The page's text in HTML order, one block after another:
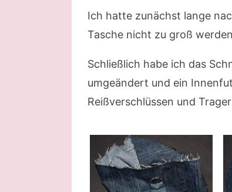
Ich hatte zunächst lange
Tasche nicht zu groß
Schließlich habe ich das
umgeändert und ein
Reißverschlüssen und